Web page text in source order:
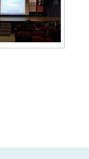
İkinciliği